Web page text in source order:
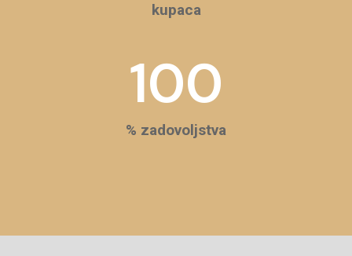
kupaca
100
% zadovoljstva